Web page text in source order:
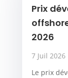
Prix
2026
7 Juil 2026
Le prix